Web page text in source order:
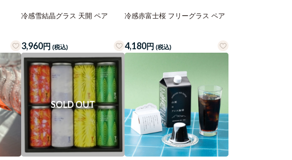
冷感雪結晶グラス 天開 ペア
3,960円 (税込)
冷感赤富士桜 フリーグラス ペア
4,180円 (税込)